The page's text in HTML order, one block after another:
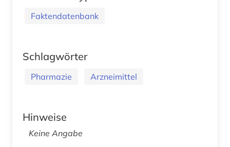
Faktendatenbank
Schlagwörter
Pharmazie Arzneimittel
Hinweise
Keine Angabe